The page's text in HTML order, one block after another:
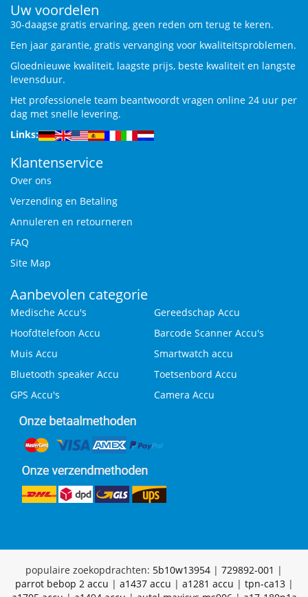
Uw voordelen
30-daagse gratis ervaring, geen reden om terug te keren.
Een jaar garantie, gratis vervanging voor kwaliteitsproblemen.
Gloednieuwe kwaliteit, laagste prijs, beste kwaliteit en langste
levensduur.
Het professionele team beantwoordt vragen online 24 uur per
dag met snelle levering.
Links:
Klantenservice
Over ons
Verzending en Betaling
Annuleren en retourneren
FAQ
Site Map
Aanbevolen categorie
Medische Accu's
Gereedschap Accu
Hoofdtelefoon Accu
Barcode Scanner Accu's
Muis Accu
Smartwatch accu
Bluetooth speaker Accu
Toetsenbord Accu
GPS Accu's
Camera Accu
populaire zoekopdrachten: 5b10w13954 | 729892-001 |
parrot bebop 2 accu | a1437 accu | a1281 accu | tpn-ca13|